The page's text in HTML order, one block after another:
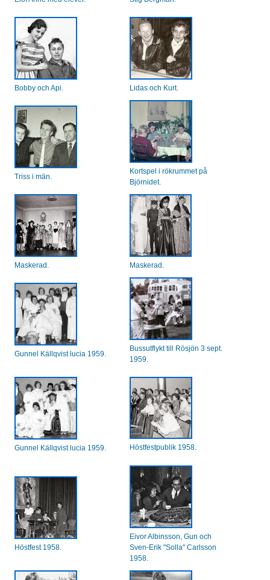
Bobby och Api. Lidas och Kurt.
Triss i män.
Kortspel i rökrummet på
Björnidet.
Maskerad. Maskerad.
Gunnel Källqvist lucia 1959.
Bussutflykt till Rösjön 3 sept.
1959.
Gunnel Källqvist lucia 1959. Höstfestpublik 1958.
Höstfest 1958.
Eivor Albinsson, Gun och
Sven-Erik "Solla" Carlsson
1958.